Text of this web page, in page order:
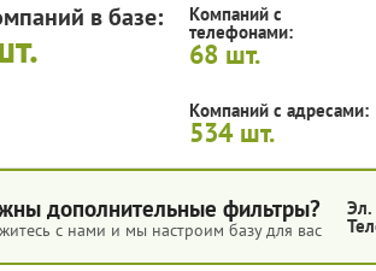
в базе: Компаний с
телефонами:
68 шт.
Компаний с адресами:
534 шт.
дополнительные фильтры?
с нами и мы настроим базу для вас
Эл.